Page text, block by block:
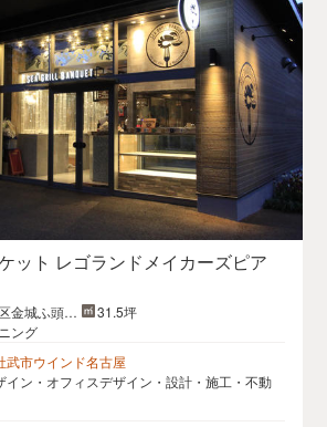
ット レゴランドメイカーズピア
金城ふ頭2
31.5坪
ング
武市ウインド名古屋
イン・オフィスデザイン・設計・施工・不動